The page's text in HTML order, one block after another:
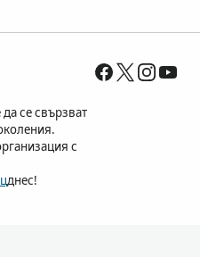
се свързват
с
днес!